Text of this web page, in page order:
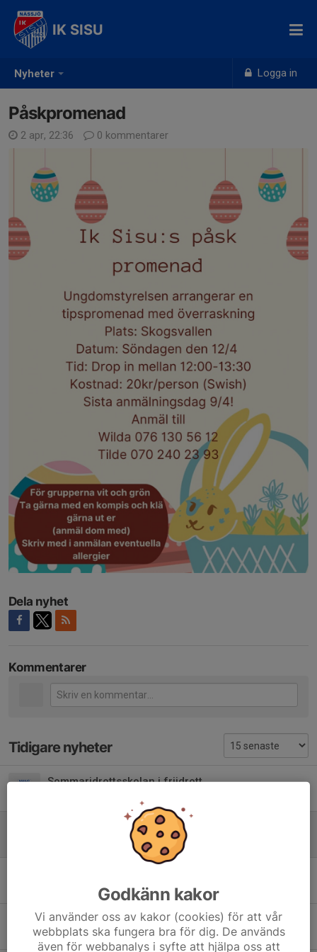
Nyheter Logga in
IK SISU
Påskpromenad
2 apr, 22:36 0 kommentarer
Dela nyhet
Kommentarer
Tidigare nyheter
Sommaridrottsskolan i friidrott
7 jan, 11:31 0
Bragdpriset 2025
4 dec 2025 0
Godkänn kakor
Vi använder oss av kakor (cookies) för att vår
webbplats ska fungera bra för dig. De används
även för webbanalys i syfte att hjälpa oss att